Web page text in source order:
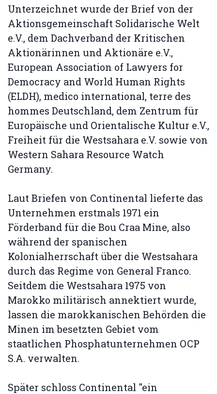
Unterzeichnet wurde der Brief von der
Aktionsgemeinschaft Solidarische Welt
e.V., dem Dachverband der Kritischen
Aktionärinnen und Aktionäre e.V.,
European Association of Lawyers for
Democracy and World Human Rights
(ELDH), medico international, terre des
hommes Deutschland, dem Zentrum für
Europäische und Orientalische Kultur e.V.,
Freiheit für die Westsahara e.V. sowie von
Western Sahara Resource Watch
Germany.
Laut Briefen von Continental lieferte das
Unternehmen erstmals 1971 ein
Förderband für die Bou Craa Mine, also
während der spanischen
Kolonialherrschaft über die Westsahara
durch das Regime von General Franco.
Seitdem die Westsahara 1975 von
Marokko militärisch annektiert wurde,
lassen die marokkanischen Behörden die
Minen im besetzten Gebiet vom
staatlichen Phosphatunternehmen OCP
S.A. verwalten.
Später schloss Continental "ein